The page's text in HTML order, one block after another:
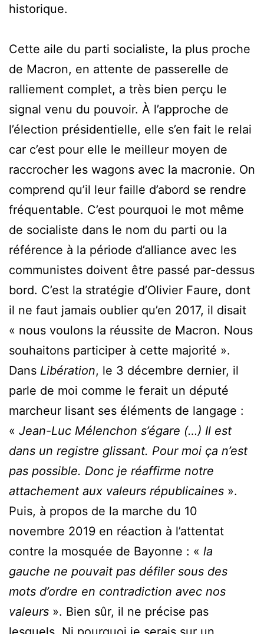
historique.
Cette aile du parti socialiste, la plus proche
de Macron, en attente de passerelle de
ralliement complet, a très bien perçu le
signal venu du pouvoir. À l’approche de
l’élection présidentielle, elle s’en fait le relai
car c’est pour elle le meilleur moyen de
raccrocher les wagons avec la macronie. On
comprend qu’il leur faille d’abord se rendre
fréquentable. C’est pourquoi le mot même
de socialiste dans le nom du parti ou la
référence à la période d’alliance avec les
communistes doivent être passé par-dessus
bord. C’est la stratégie d’Olivier Faure, dont
il ne faut jamais oublier qu’en 2017, il disait
« nous voulons la réussite de Macron. Nous
souhaitons participer à cette majorité ».
Dans Libération, le 3 décembre dernier, il
parle de moi comme le ferait un député
marcheur lisant ses éléments de langage :
« Jean-Luc Mélenchon s’égare (…) Il est
dans un registre glissant. Pour moi ça n’est
pas possible. Donc je réaffirme notre
attachement aux valeurs républicaines ».
Puis, à propos de la marche du 10
novembre 2019 en réaction à l’attentat
contre la mosquée de Bayonne : « la
gauche ne pouvait pas défiler sous des
mots d’ordre en contradiction avec nos
valeurs ». Bien sûr, il ne précise pas